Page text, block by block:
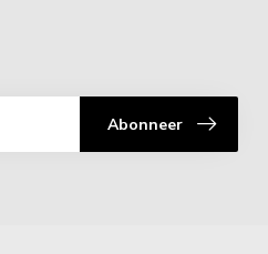
Abonneer